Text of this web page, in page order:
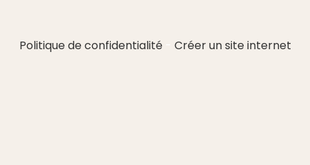
Politique de confidentialité Créer un site internet